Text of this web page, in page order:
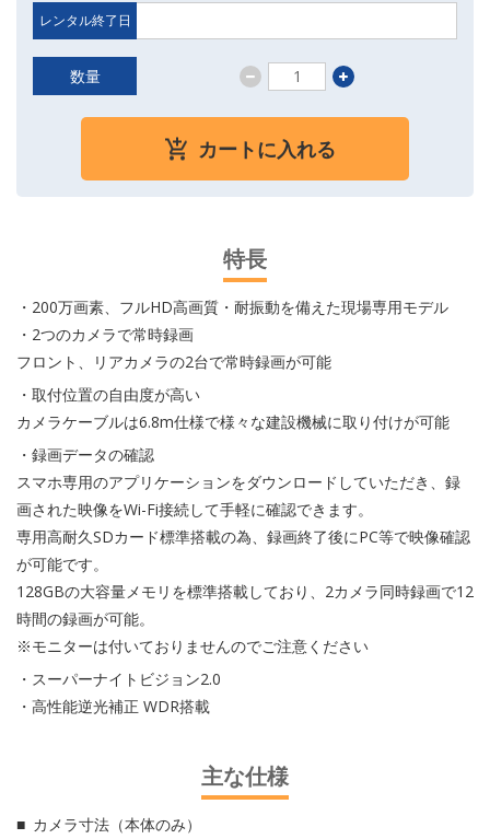
レンタル終了日
数量
カートに入れる
特長
・200万画素、フルHD高画質・耐振動を備えた現場専用モデル
・2つのカメラで常時録画
フロント、リアカメラの2台で常時録画が可能
・取付位置の自由度が高い
カメラケーブルは6.8m仕様で様々な建設機械に取り付けが可能
・録画データの確認
スマホ専用のアプリケーションをダウンロードしていただき、録
画された映像をWi-Fi接続して手軽に確認できます。
専用高耐久SDカード標準搭載の為、録画終了後にPC等で映像確認
が可能です。
128GBの大容量メモリを標準搭載しており、2カメラ同時録画で12
時間の録画が可能。
※モニターは付いておりませんのでご注意ください
・スーパーナイトビジョン2.0
・高性能逆光補正 WDR搭載
主な仕様
カメラ寸法（本体のみ）